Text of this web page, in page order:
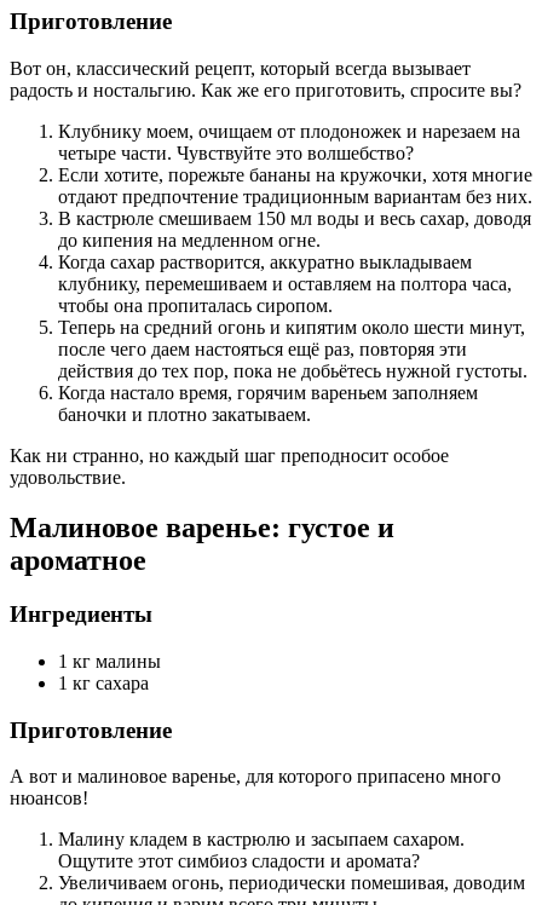
Приготовление
Вот он, классический рецепт, который всегда вызывает
радость и ностальгию. Как же его приготовить, спросите вы?
Клубнику моем, очищаем от плодоножек и нарезаем на
четыре части. Чувствуйте это волшебство?
Если хотите, порежьте бананы на кружочки, хотя многие
отдают предпочтение традиционным вариантам без них.
В кастрюле смешиваем 150 мл воды и весь сахар, доводя
до кипения на медленном огне.
Когда сахар растворится, аккуратно выкладываем
клубнику, перемешиваем и оставляем на полтора часа,
чтобы она пропиталась сиропом.
Теперь на средний огонь и кипятим около шести минут,
после чего даем настояться ещё раз, повторяя эти
действия до тех пор, пока не добьётесь нужной густоты.
Когда настало время, горячим вареньем заполняем
баночки и плотно закатываем.
Как ни странно, но каждый шаг преподносит особое
удовольствие.
Малиновое варенье: густое и
ароматное
Ингредиенты
1 кг малины
1 кг сахара
Приготовление
А вот и малиновое варенье, для которого припасено много
нюансов!
Малину кладем в кастрюлю и засыпаем сахаром.
Ощутите этот симбиоз сладости и аромата?
Увеличиваем огонь, периодически помешивая, доводим